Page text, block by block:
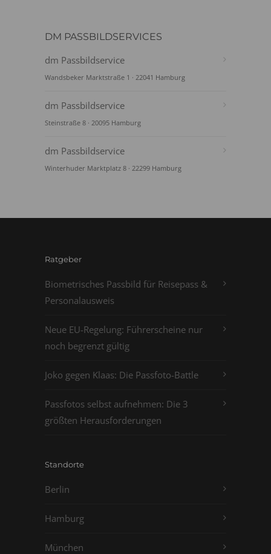
DM PASSBILDSERVICES
dm Passbildservice
Wandsbeker Marktstraße 1 · 22041 Hamburg
dm Passbildservice
Steinstraße 8 · 20095 Hamburg
dm Passbildservice
Winterhuder Marktplatz 8 · 22299 Hamburg
Ratgeber
Biometrisches Passbild für Reisepass &
Personalausweis
Neue EU-Regelung: Führerscheine nur
noch begrenzt gültig
Joko gegen Klaas: Die Passfoto-Battle
Passfotos selbst aufnehmen: Die 3
größten Herausforderungen
Standorte
Berlin
Hamburg
München